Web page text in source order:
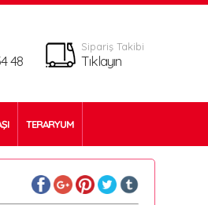
48
Sipariş Takibi
Tıklayın
TERARYUM